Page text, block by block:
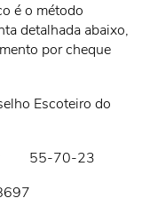
é o método
detalhada abaixo,
por cheque
Escoteiro do
55-70-23